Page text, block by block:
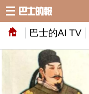
巴士的AI TV